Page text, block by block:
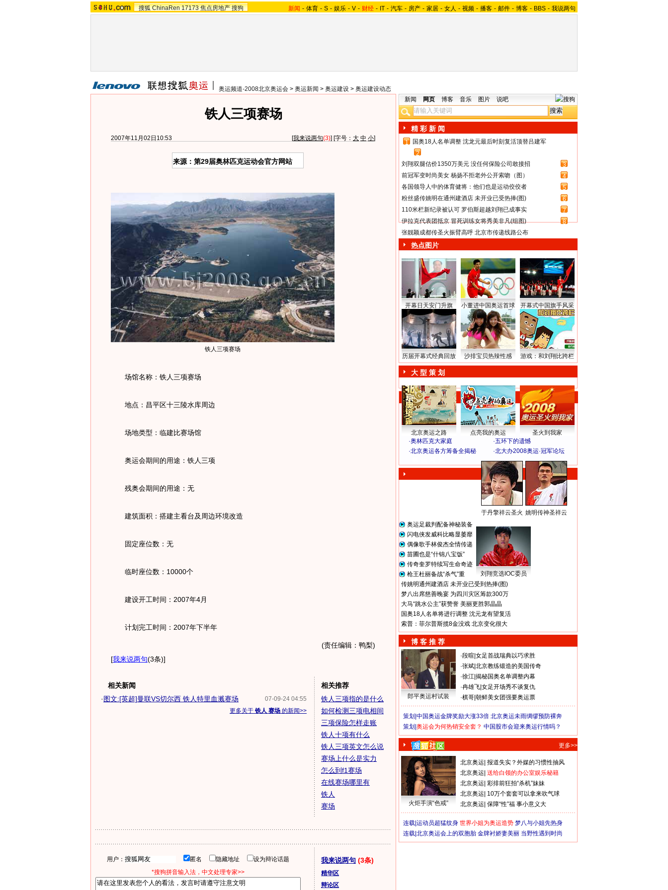
搜狐 ChinaRen 17173 焦点房地产 搜狗 新闻 - 体育 - S - 娱乐 - V - 财经 - IT - 汽车 - 房产 - 家居 - 女人 - 视频 - 播客 - 邮件 - 博客 - BBS - 我说两句
奥运频道-2008北京奥运会 > 奥运新闻 > 奥运建设 > 奥运建设动态
铁人三项赛场
2007年11月02日10:53 [我来说两句(3)] [字号： 大 中 小]
来源：第29届奥林匹克运动会官方网站
铁人三项赛场
场馆名称：铁人三项赛场
地点：昌平区十三陵水库周边
场地类型：临建比赛场馆
奥运会期间的用途：铁人三项
残奥会期间的用途：无
建筑面积：搭建主看台及周边环境改造
固定座位数：无
临时座位数：10000个
建设开工时间：2007年4月
计划完工时间：2007年下半年
(责任编辑：鸭梨)
[我来说两句(3条)]
相关新闻
07-09-24 04:55
·图文:[英超]曼联VS切尔西 铁人特里血溅赛场
更多关于 铁人 赛场 的新闻>>
相关推荐
铁人三项指的是什么
如何检测三项电相间
三项保险怎样走账
铁人十项有什么
铁人三项英文怎么说
赛场上什么是实力
怎么到f1赛场
在线赛场哪里有
铁人
赛场
用户： 匿名 隐藏地址
设为辩论话题
*搜狗拼音输入法，中文处理专家>>
我来说两句 (3条)
精华区
辩论区
新闻 网页 博客 音乐 图片 说吧
精 彩 新 闻
1
国奥18人名单调整 沈龙元最后时刻复活顶替吕建军
2
刘翔双腿估价1350万美元 没任何保险公司敢接招
3
前冠军变时尚美女 杨扬不拒老外公开索吻（图）
4
各国领导人中的体育健将：他们也是运动佼佼者
5
粉丝盛传姚明在通州建酒店 未开业已受热捧(图)
6
110米栏新纪录被认可 罗伯斯超越刘翔已成事实
7
伊拉克代表团抵京 冒死训练女将秀美非凡(组图)
8
张靓颖成都传圣火振臂高呼 北京市传递线路公布
热点图片
开幕日天安门升旗 小董进中国奥运首球 开幕式中国旗手风采
历届开幕式经典回放 沙排宝贝热辣性感 游戏：和刘翔比跨栏
大 型 策 划
北京奥运之路 点亮我的奥运
圣火到我家
·奥林匹克大家庭 ·五环下的遗憾
·北京奥运各方筹备全揭秘 ·北大办2008奥运·冠军论坛
于丹擎祥云圣火 姚明传神圣祥云
奥运足裁判配备神秘装备
闪电侠发威科比略显萎靡
偶像歌手林俊杰全情传递
苗圃也是“什锦八宝饭”
传奇奎罗特续写生命奇迹
枪王杜丽备战“杀气”重
刘翔竞选IOC委员
传姚明通州建酒店 未开业已受到热捧(图)
梦八出席慈善晚宴 为四川灾区筹款300万
大马“跳水公主”获赞誉 美丽更胜郭晶晶
国奥18人名单将进行调整 沈元龙有望复活
索普：菲尔普斯揽8金没戏 北京变化很大
博 客 推 荐
郎平奥运村试装
·段暄 女足首战瑞典以巧求胜
·张斌 北京教练锻造的美国传奇
·徐江 揭秘国奥名单调整内幕
·冉雄飞 女足开场秀不谈复仇
·棋哥 朝鲜美女团强要奥运票
策划| 中国奥运金牌奖励大涨33倍 北京奥运未雨绸缪预防裸奔
策划| 奥运会为何热销安全套？ 中国股市会迎来奥运行情吗？
更多>>
火炬手演“色戒”
北京奥运 报道失实？外媒的习惯性抽风
北京奥运 送给白领的办公室娱乐秘籍
北京奥运 彩排前狂拍“杀机”妹妹
北京奥运 10万个套套可以拿来吹气球
北京奥运 保障“性”福 事小意义大
连载| 运动员超猛纹身 世界小姐为奥运造势 梦八与小姐先热身
连载| 北京奥运会上的双胞胎 金牌衬娇妻美丽 当野性遇到时尚